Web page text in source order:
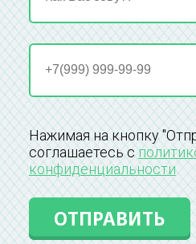
Нажимая на кнопку
соглашаетесь с
конфиденциальности